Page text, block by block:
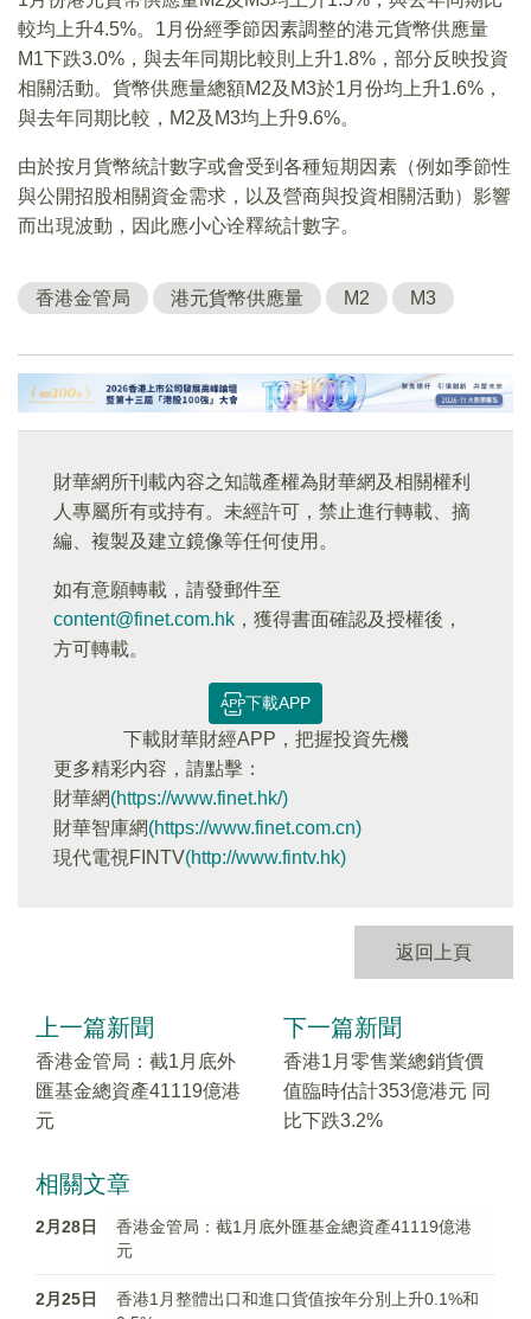
較均上升4.5%。1月份經季節因素調整的港元貨幣供應量
M1下跌3.0%，與去年同期比較則上升1.8%，部分反映投資
相關活動。貨幣供應量總額M2及M3於1月份均上升1.6%，
與去年同期比較，M2及M3均上升9.6%。
由於按月貨幣統計數字或會受到各種短期因素（例如季節性
與公開招股相關資金需求，以及營商與投資相關活動）影響
而出現波動，因此應小心诠釋統計數字。
香港金管局 港元貨幣供應量 M2 M3
財華網所刊載內容之知識產權為財華網及相關權利
人專屬所有或持有。未經許可，禁止進行轉載、摘
編、複製及建立鏡像等任何使用。
如有意願轉載，請發郵件至
content@finet.com.hk ，獲得書面確認及授權後，
方可轉載。
下載APP
下載財華財經APP，把握投資先機
更多精彩内容，請點擊：
財華網(https://www.finet.hk/)
財華智庫網(https://www.finet.com.cn)
現代電視FINTV(http://www.fintv.hk)
返回上頁
上一篇新聞
香港金管局：截1月底外
匯基金總資產41119億港
元
下一篇新聞
香港1月零售業總銷貨價
值臨時估計353億港元 同
比下跌3.2%
相關文章
2月28日
香港金管局：截1月底外匯基金總資產41119億港
元
2月25日
香港1月整體出口和進口貨值按年分別上升0.1%和